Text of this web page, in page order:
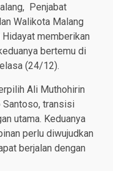
Penjabat
Walikota Malang
memberikan
bertemu di
(24/12).
Ali Muthohirin
Santoso, transisi
utama. Keduanya
perlu diwujudkan
berjalan dengan